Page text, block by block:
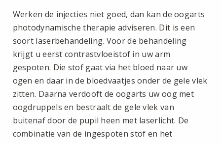
Werken de injecties niet goed, dan kan de oogarts
photodynamische therapie adviseren. Dit is een
soort laserbehandeling. Voor de behandeling
krijgt u eerst contrastvloeistof in uw arm
gespoten. Die stof gaat via het bloed naar uw
ogen en daar in de bloedvaatjes onder de gele vlek
zitten. Daarna verdooft de oogarts uw oog met
oogdruppels en bestraalt de gele vlek van
buitenaf door de pupil heen met laserlicht. De
combinatie van de ingespoten stof en het